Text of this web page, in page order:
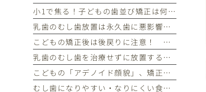
小1で焦る！子どもの歯並び矯正は何歳から？受診を決める3つの基準
乳歯のむし歯放置は永久歯に悪影響？怖がる子供も安心な治療法
こどもの矯正後は後戻りに注意！ インビザライン・ファースト後のリテーナーについて
乳歯のむし歯を治療せずに放置すると永久歯にどんな影響がある？
こどもの「アデノイド顔貌」、矯正治療で治る？
むし歯になりやすい・なりにくい食べ物とは？ お菓子やおやつの選び方